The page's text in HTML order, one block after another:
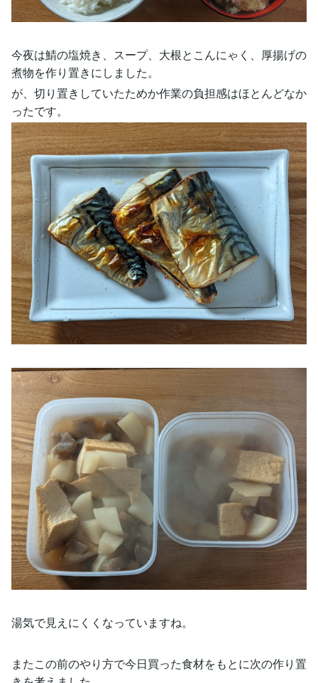
今夜は鯖の塩焼き、スープ、大根とこんにゃく、厚揚げの
煮物を作り置きにしました。
が、切り置きしていたためか作業の負担感はほとんどなか
ったです。
湯気で見えにくくなっていますね。
またこの前のやり方で今日買った食材をもとに次の作り置